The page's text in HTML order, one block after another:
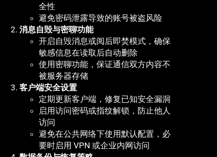
全性
避免密码泄露导致的账号被盗风险
消息自毁与密聊功能
开启自毁消息或阅后即焚模式，确保
敏感信息在读取后自动删除
使用密聊功能，保证通信双方内容不
被服务器存储
客户端安全设置
定期更新客户端，修复已知安全漏洞
启用访问密码或指纹解锁，防止他人
访问
避免在公共网络下使用默认配置，必
要时启用 VPN 或企业内网访问